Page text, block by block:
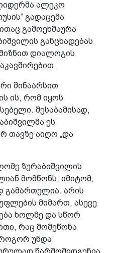
ალეკო
გადაცემა
გამოეხმაურა
განცხადებას
დიალოგის
შინაარსით
ის, რომ იყოს
შესაბამისად,
ეს
თავზე აიღო „და
ზურაბიშვილის
მომწონს, იმიტომ,
გამართულია. არის
მიმართ, ასევე
ხოლმე და სწორ
რაც მომეწონა
როგორ უნდა